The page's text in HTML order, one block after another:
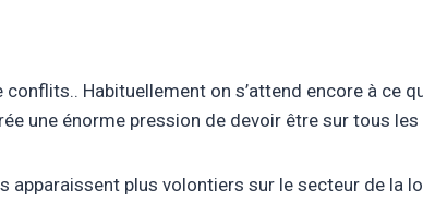
Habituellement on s’attend encore à ce
une énorme pression de devoir être sur tous
plus volontiers sur le secteur de la